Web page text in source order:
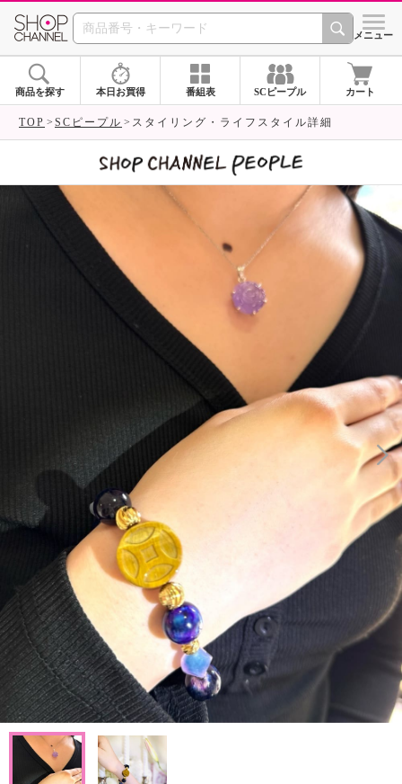
SHOP CHANNEL シメニュー
商品を探す 本日お買得 番組表 SCピープル カート
TOP SCピープル スタイリング・ライフスタイル詳細